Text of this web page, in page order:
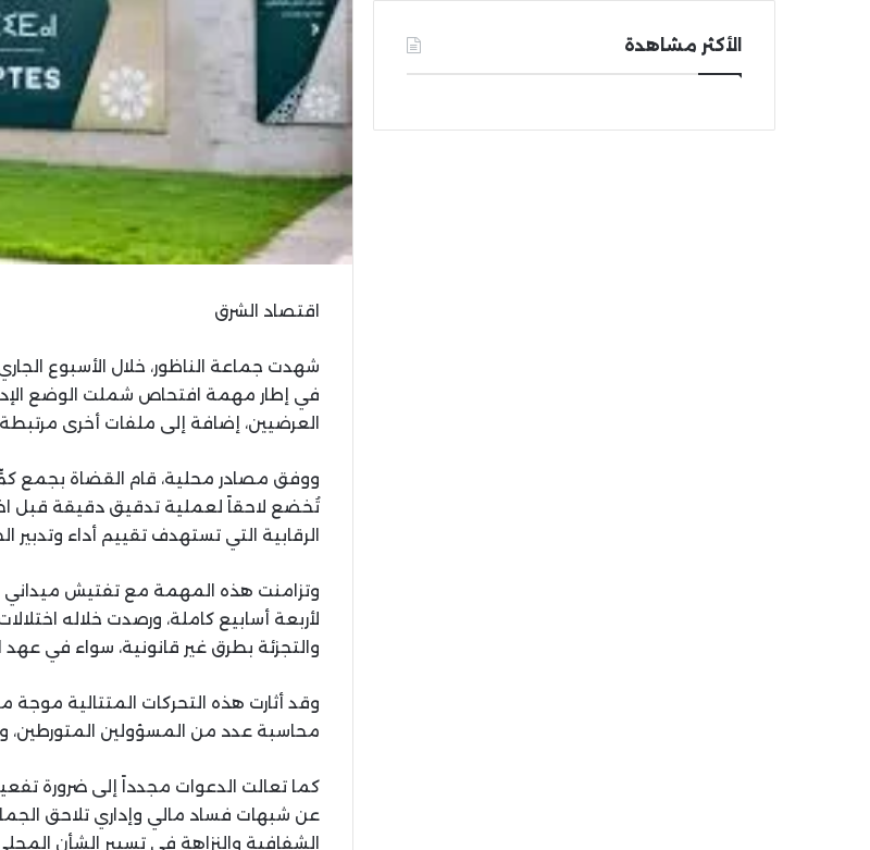
اقتصاد الشرق
شهدت جماعة الناظور، خلال الأسبوع
في إطار مهمة افتحاص شملت الوضع
العرضيين، إضافة إلى ملفات أخرى مرتبطة
ووفق مصادر محلية، قام القضاة بجمع كمٍّ
تُخضع لاحقاً لعملية تدقيق دقيقة قبل
الرقابية التي تستهدف تقييم أداء وتدبير
وتزامنت هذه المهمة مع تفتيش ميداني
لأربعة أسابيع كاملة، ورصدت خلاله
والتجزئة بطرق غير قانونية، سواء في
وقد أثارت هذه التحركات المتتالية
محاسبة عدد من المسؤولين المتورطين،
كما تعالت الدعوات مجدداً إلى ضرورة
عن شبهات فساد مالي وإداري تلاحق
الشفافية والنزاهة في تسيير الشأن
الأكثر مشاهدة